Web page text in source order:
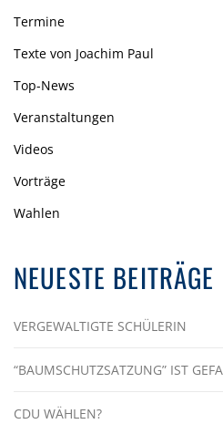
Termine
Texte von Joachim Paul
Top-News
Veranstaltungen
Videos
Vorträge
Wahlen
NEUESTE BEITRÄGE
VERGEWALTIGTE SCHÜLERIN
“BAUMSCHUTZSATZUNG” IST
CDU WÄHLEN?